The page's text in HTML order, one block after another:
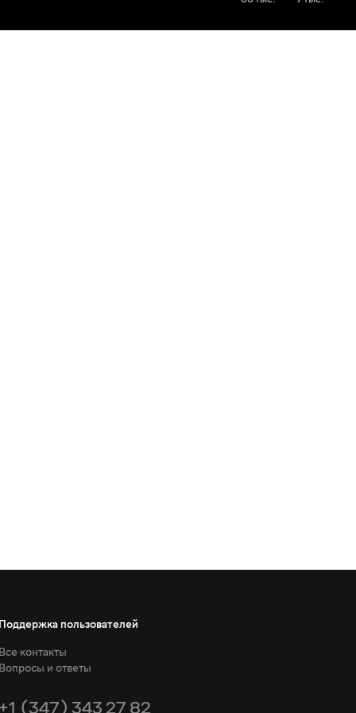
Поддержка пользователей
Все контакты
Вопросы и ответы
+1 (347) 343 27 82